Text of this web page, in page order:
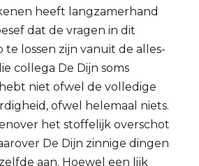
heeft langzamerhand
dat de vragen in dit
lossen zijn vanuit de alles-
collega De Dijn soms
niet ofwel de volledige
ofwel helemaal niets.
het stoffelijk overschot
De Dijn zinnige dingen
aan. Hoewel een lijk